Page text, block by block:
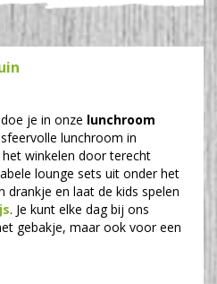
je in onze lunchroom
lunchroom in
winkelen door terecht
lounge sets uit onder het
drankje en laat de kids spelen
. Je kunt elke dag bij ons
gebakje, maar ook voor een